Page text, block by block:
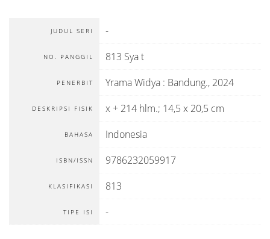
JUDUL SERI -
NO. PANGGIL 813 Sya t
PENERBIT Yrama Widya : Bandung., 2024
DESKRIPSI FISIK x + 214 hlm.; 14,5 x 20,5 cm
BAHASA Indonesia
ISBN/ISSN 9786232059917
KLASIFIKASI 813
TIPE ISI -